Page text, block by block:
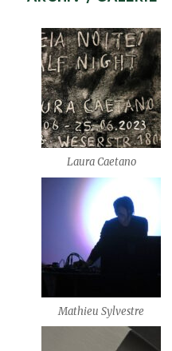
Laura Caetano
Mathieu Sylvestre